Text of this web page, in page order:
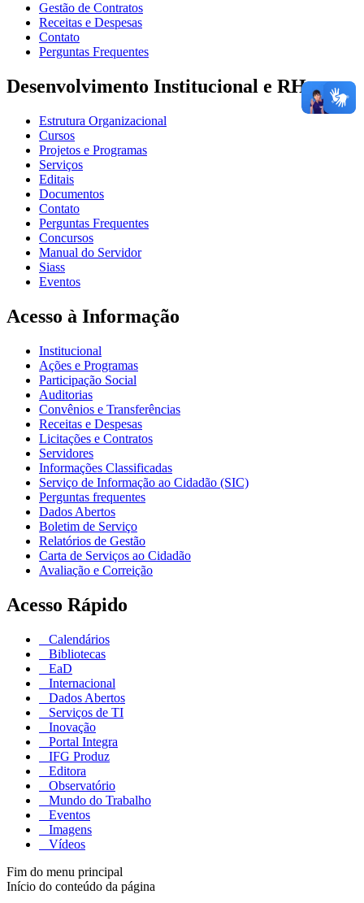
Gestão de Contratos
Receitas e Despesas
Contato
Perguntas Frequentes
Desenvolvimento Institucional e RH
Estrutura Organizacional
Cursos
Projetos e Programas
Serviços
Editais
Documentos
Contato
Perguntas Frequentes
Concursos
Manual do Servidor
Siass
Eventos
Acesso à Informação
Institucional
Ações e Programas
Participação Social
Auditorias
Convênios e Transferências
Receitas e Despesas
Licitações e Contratos
Servidores
Informações Classificadas
Serviço de Informação ao Cidadão (SIC)
Perguntas frequentes
Dados Abertos
Boletim de Serviço
Relatórios de Gestão
Carta de Serviços ao Cidadão
Avaliação e Correição
Acesso Rápido
Calendários
Bibliotecas
EaD
Internacional
Dados Abertos
Serviços de TI
Inovação
Portal Integra
IFG Produz
Editora
Observatório
Mundo do Trabalho
Eventos
Imagens
Vídeos
Fim do menu principal
Início do conteúdo da página